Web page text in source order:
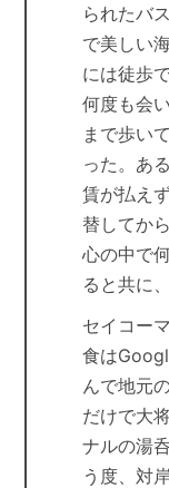
られたバ
で美しい
には徒歩
何度も会
まで歩い
った。あ
賃が払え
替してか
心の中で
ると共に
セイコー
食は
んで地元
だけで大
ナルの湯
う度、対